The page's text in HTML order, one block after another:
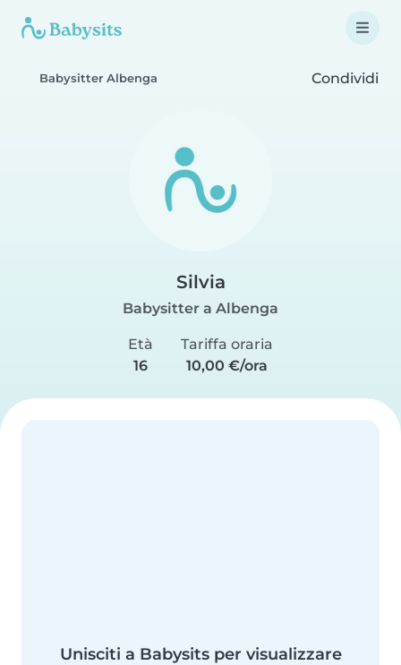
Babysitter Albenga Condividi
Silvia
Babysitter a Albenga
Età
16
Tariffa oraria
10,00 €/ora
Unisciti a Babysits per visualizzare